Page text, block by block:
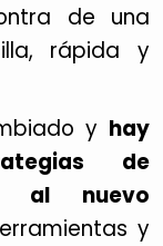
de una
rápida y
y hay
de
al nuevo
y